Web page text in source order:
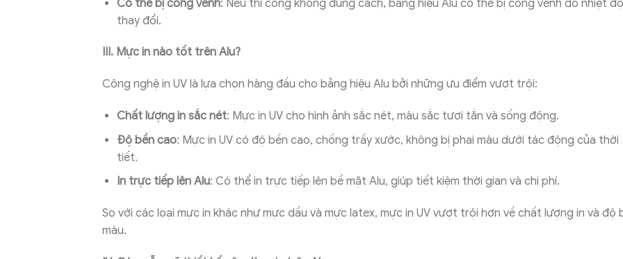
Có thể bị cong vênh: Nếu thi công không đúng cách, bảng hiệu Alu có thể bị cong vênh do nhiệt độ
thay đổi.
III. Mực in nào tốt trên Alu?
Công nghệ in UV là lựa chọn hàng đầu cho bảng hiệu Alu bởi những ưu điểm vượt trội:
Chất lượng in sắc nét: Mực in UV cho hình ảnh sắc nét, màu sắc tươi tắn và sống động.
Độ bền cao: Mực in UV có độ bền cao, chống trầy xước, không bị phai màu dưới tác động của thời
tiết.
In trực tiếp lên Alu: Có thể in trực tiếp lên bề mặt Alu, giúp tiết kiệm thời gian và chi phí.
So với các loại mực in khác như mực dầu và mực latex, mực in UV vượt trội hơn về chất lượng in và độ
màu.